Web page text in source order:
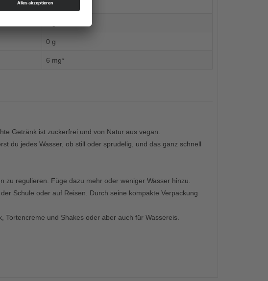
0 g
0 g
6 mg*
Getränk ist zuckerfrei und von Natur aus vegan.
du jedes Wasser, ob still oder sprudelig, und das ganz schnell
zu regulieren. Füge dazu mehr oder weniger Wasser hinzu.
Schule oder auf Reisen. Durch seine kompakte Verpackung
und Shakes oder aber auch für Wassereis.